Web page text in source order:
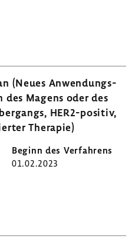
(Neues Anwen­dungs­
Magens oder des
HER2-​positiv,
Therapie)
01.02.2023